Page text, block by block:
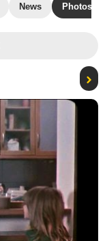
News Photos